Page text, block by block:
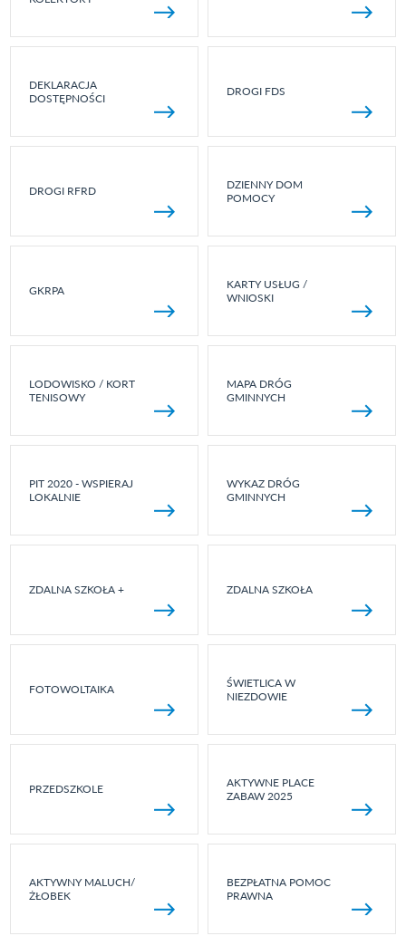
DEKLARACJA
DOSTĘPNOŚCI
DROGI FDS
DROGI RFRD
DZIENNY DOM
POMOCY
GKRPA
KARTY USŁUG /
WNIOSKI
LODOWISKO / KORT
TENISOWY
MAPA DRÓG
GMINNYCH
PIT 2020 - WSPIERAJ
LOKALNIE
WYKAZ DRÓG
GMINNYCH
ZDALNA SZKOŁA + ZDALNA SZKOŁA
FOTOWOLTAIKA
ŚWIETLICA W
NIEZDOWIE
PRZEDSZKOLE
AKTYWNE PLACE
ZABAW 2025
AKTYWNY MALUCH/
ŻŁOBEK
BEZPŁATNA POMOC
PRAWNA